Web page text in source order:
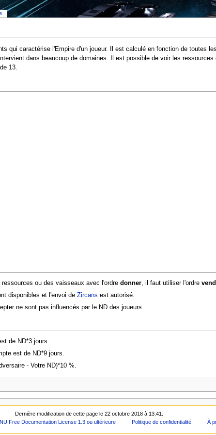
qui caractérise l'Empire d'un joueur. Il est calculé en fonction de toutes
dans beaucoup de domaines. Il est possible de voir les ressources
13.
ou des vaisseaux avec l'ordre donner, il faut utiliser l'ordre
disponibles et l'envoi de Zircans est autorisé.
ne sont pas influencés par le ND des joueurs.
de ND*3 jours.
est de ND*9 jours.
- Votre ND)*10 %.
Dernière modification de cette page le 22 octobre 2018 à 13:41.
Free Documentation License 1.3 ou ultérieure Politique de confidentialité À